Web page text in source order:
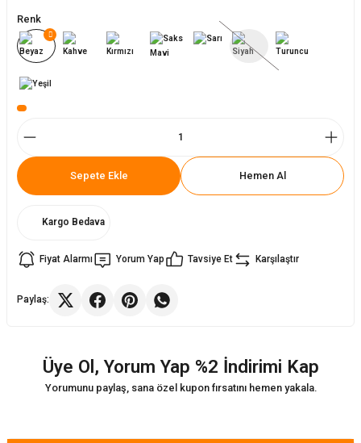
Renk
Sepete Ekle Hemen Al
Kargo Bedava
Fiyat Alarmı Yorum Yap Tavsiye Et Karşılaştır
Paylaş:
Üye Ol, Yorum Yap %2 İndirimi Kap
Yorumunu paylaş, sana özel kupon fırsatını hemen yakala.